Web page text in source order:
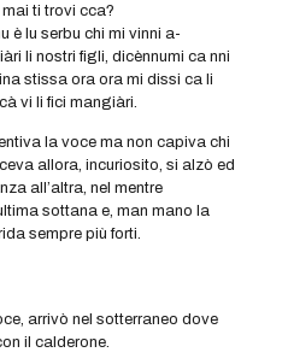
ti trovi cca?
è lu serbu chi mi vinni a-
li nostri figli, dicènnumi ca nni
stissa ora ora mi dissi ca li
vi li fici mangiàri.
la voce ma non capiva chi
allora, incuriosito, si alzò ed
all’altra, nel mentre
sottana e, man mano la
sempre più forti.
arrivò nel sotterraneo dove
il calderone.